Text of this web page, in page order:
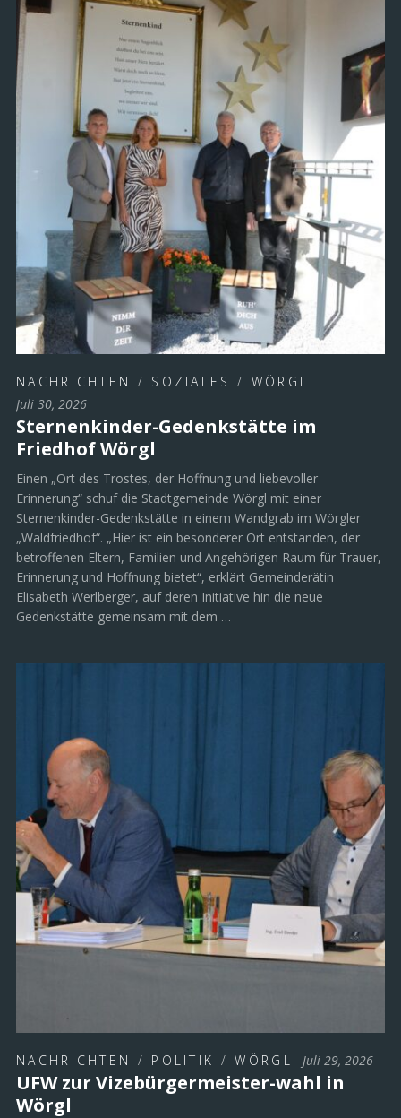
NACHRICHTEN / SOZIALES / WÖRGL
Juli 30, 2026
Sternenkinder-Gedenkstätte im
Friedhof Wörgl
Einen „Ort des Trostes, der Hoffnung und liebevoller
Erinnerung“ schuf die Stadtgemeinde Wörgl mit einer
Sternenkinder-Gedenkstätte in einem Wandgrab im Wörgler
„Waldfriedhof“. „Hier ist ein besonderer Ort entstanden, der
betroffenen Eltern, Familien und Angehörigen Raum für Trauer,
Erinnerung und Hoffnung bietet“, erklärt Gemeinderätin
Elisabeth Werlberger, auf deren Initiative hin die neue
Gedenkstätte gemeinsam mit dem …
NACHRICHTEN / POLITIK /WÖRGL Juli 29, 2026
UFW zur Vizebürgermeister-wahl in
Wörgl